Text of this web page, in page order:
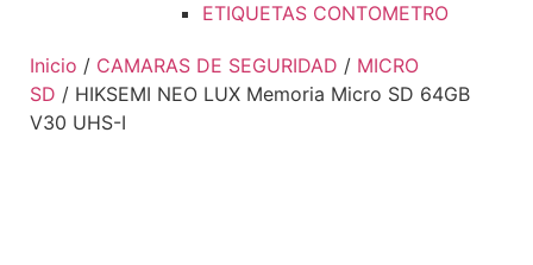
ETIQUETAS CONTOMETRO
Inicio / CAMARAS DE SEGURIDAD / MICRO
SD / HIKSEMI NEO LUX Memoria Micro SD 64GB
V30 UHS-I